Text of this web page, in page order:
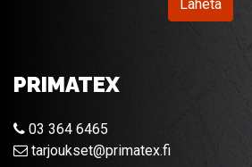
Lähetä
PRIMATEX
03 364 6465
tarjoukset@primatex.fi